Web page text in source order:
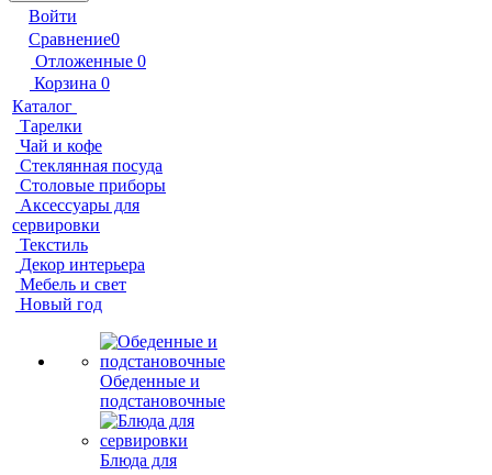
Войти
Сравнение0
Отложенные 0
Корзина 0
Каталог
Тарелки
Чай и кофе
Стеклянная посуда
Столовые приборы
Аксессуары для
сервировки
Текстиль
Декор интерьера
Мебель и свет
Новый год
Обеденные и
подстановочные
Блюда для